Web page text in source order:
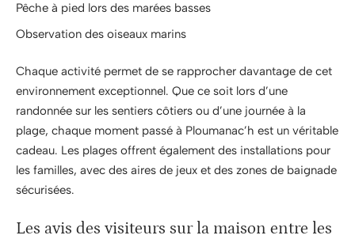
Pêche à pied lors des marées basses
Observation des oiseaux marins
Chaque activité permet de se rapprocher davantage de cet
environnement exceptionnel. Que ce soit lors d’une
randonnée sur les sentiers côtiers ou d’une journée à la
plage, chaque moment passé à Ploumanac’h est un véritable
cadeau. Les plages offrent également des installations pour
les familles, avec des aires de jeux et des zones de baignade
sécurisées.
Les avis des visiteurs sur la maison entre les